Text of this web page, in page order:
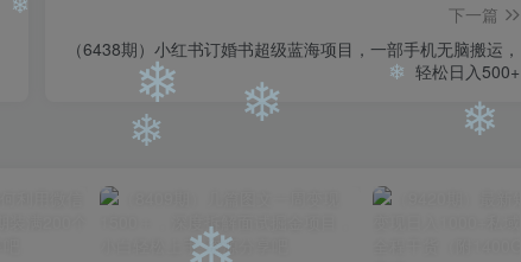
下一篇
（6438期）小红书订婚书超级蓝海项目，一部手机无脑搬运，
轻松日入500+
❄ ❄